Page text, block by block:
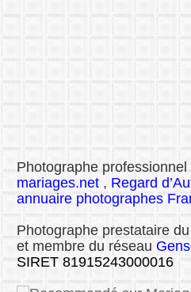
Photographe
mariages.net , Regard
annuaire photographes
Photographe prestataire
et membre du réseau
SIRET 81915243000016